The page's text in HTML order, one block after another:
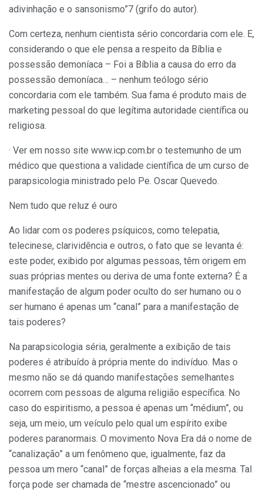
adivinhação e o sansonismo”7 (grifo do autor).
Com certeza, nenhum cientista sério concordaria com ele. E,
considerando o que ele pensa a respeito da Bíblia e
possessão demoníaca – Foi a Bíblia a causa do erro da
possessão demoníaca… – nenhum teólogo sério
concordaria com ele também. Sua fama é produto mais de
marketing pessoal do que legítima autoridade científica ou
religiosa.
· Ver em nosso site www.icp.com.br o testemunho de um
médico que questiona a validade científica de um curso de
parapsicologia ministrado pelo Pe. Oscar Quevedo.
Nem tudo que reluz é ouro
Ao lidar com os poderes psíquicos, como telepatia,
telecinese, clarividência e outros, o fato que se levanta é:
este poder, exibido por algumas pessoas, têm origem em
suas próprias mentes ou deriva de uma fonte externa? É a
manifestação de algum poder oculto do ser humano ou o
ser humano é apenas um “canal” para a manifestação de
tais poderes?
Na parapsicologia séria, geralmente a exibição de tais
poderes é atribuído à própria mente do indivíduo. Mas o
mesmo não se dá quando manifestações semelhantes
ocorrem com pessoas de alguma religião específica. No
caso do espiritismo, a pessoa é apenas um “médium”, ou
seja, um meio, um veículo pelo qual um espírito exibe
poderes paranormais. O movimento Nova Era dá o nome de
“canalização” a um fenômeno que, igualmente, faz da
pessoa um mero “canal” de forças alheias a ela mesma. Tal
força pode ser chamada de “mestre ascencionado” ou